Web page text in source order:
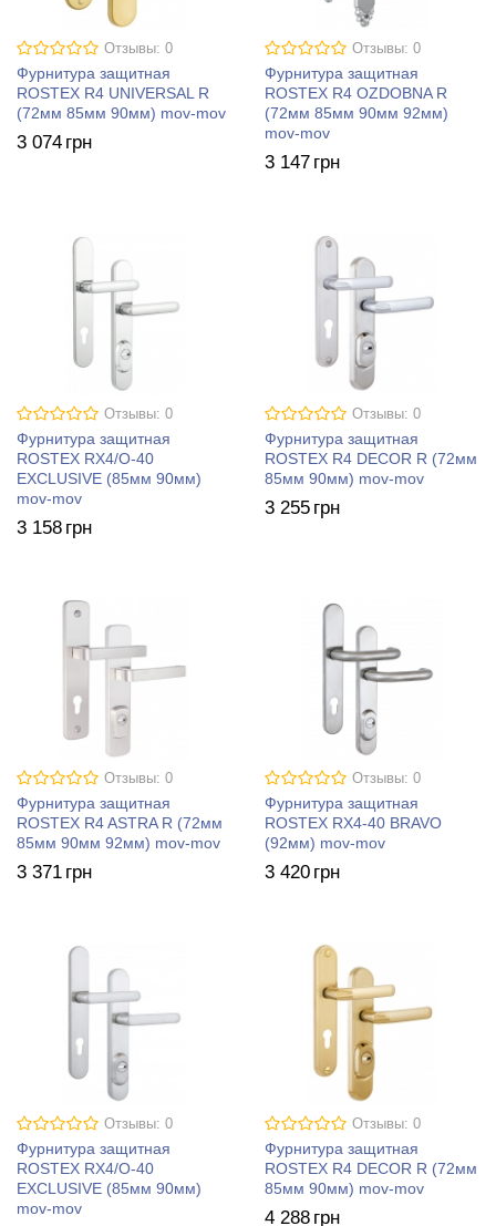
Отзывы: 0
Фурнитура защитная
ROSTEX R4 UNIVERSAL R
(72мм 85мм 90мм) mov-mov
3 074 грн
Отзывы: 0
Фурнитура защитная
ROSTEX R4 OZDOBNA R
(72мм 85мм 90мм 92мм)
mov-mov
3 147 грн
Отзывы: 0
Фурнитура защитная
ROSTEX RX4/О-40
EXСLUSIVE (85мм 90мм)
mov-mov
3 158 грн
Отзывы: 0
Фурнитура защитная
ROSTEX R4 DECOR R (72мм
85мм 90мм) mov-mov
3 255 грн
Отзывы: 0
Фурнитура защитная
ROSTEX R4 ASTRA R (72мм
85мм 90мм 92мм) mov-mov
3 371 грн
Отзывы: 0
Фурнитура защитная
ROSTEX RX4-40 BRAVO
(92мм) mov-mov
3 420 грн
Отзывы: 0
Фурнитура защитная
ROSTEX RX4/О-40
EXСLUSIVE (85мм 90мм)
mov-mov
Отзывы: 0
Фурнитура защитная
ROSTEX R4 DECOR R (72мм
85мм 90мм) mov-mov
4 288 грн